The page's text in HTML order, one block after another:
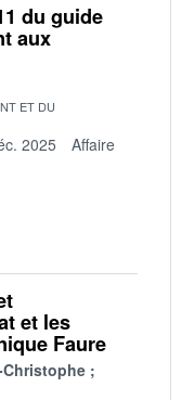
du guide
aux
ET DU
2025
Affaire
et les
Faure
Christophe